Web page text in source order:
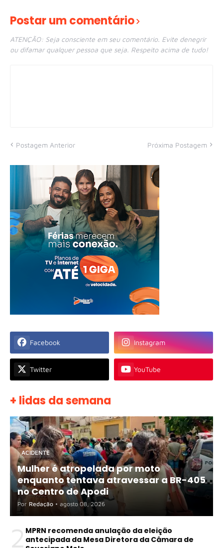
Postar um comentário
ATENÇÃO: Seja consciente em seu comentário. Evite denegrir
ou difamar qualquer pessoa que seja. Respeito acima de tudo!
Postagem Anterior Próxima Postagem
Facebook Instagram
Twitter YouTube
+ lidas da semana
ACIDENTE
Mulher é atropelada por moto
enquanto tentava atravessar a BR-405
no Centro de Apodi
Por Redação • agosto 08, 2026
2 MPRN recomenda anulação da eleição
antecipada da Mesa Diretora da Câmara de